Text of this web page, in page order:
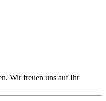
Wir freuen uns auf Ihr